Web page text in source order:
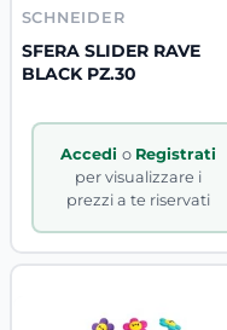
SCHNEIDER
SFERA SLIDER RAVE
BLACK PZ.30
Accedi o Registrati
per visualizzare i
prezzi a te riservati